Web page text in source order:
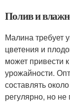
Полив и
Малина требует
цветения и
может привести
урожайности.
составлять
регулярно, но не